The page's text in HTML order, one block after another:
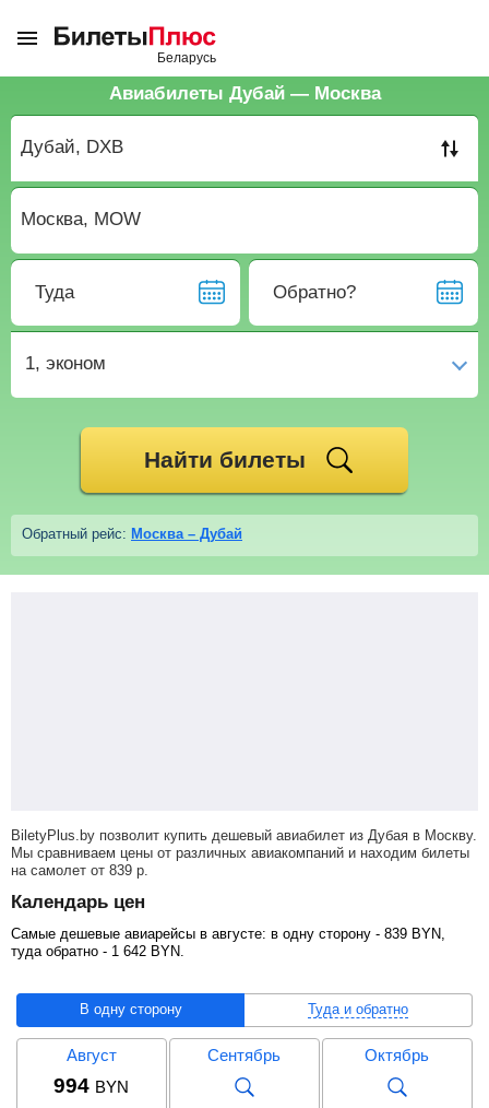
Авиабилеты Дубай — Москва
Туда Обратно?
1, эконом
Найти билеты
Обратный рейс: Москва – Дубай
BiletyPlus.by позволит купить дешевый авиабилет из Дубая в Москву.
Мы сравниваем цены от различных авиакомпаний и находим билеты
на самолет от 839 р
Календарь цен
Самые дешевые авиарейсы в августе: в одну сторону - 839 BYN
туда обратно - 1 642 BYN
В одну сторону Туда и обратно
Август
994 BYN
Сентябрь Октябрь